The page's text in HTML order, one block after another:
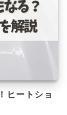
ヒートショ